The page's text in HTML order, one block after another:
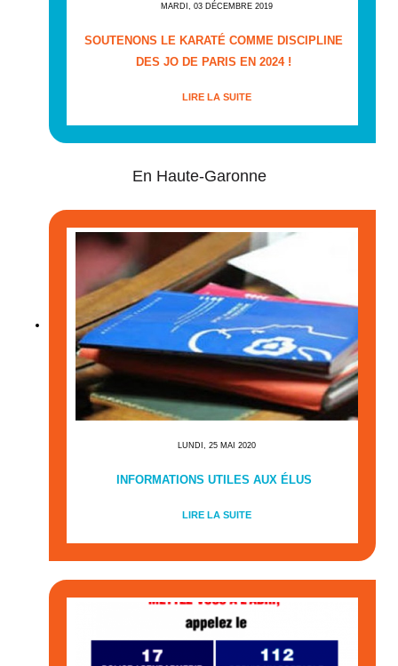
MARDI, 03 DÉCEMBRE 2019
SOUTENONS LE KARATÉ COMME DISCIPLINE
DES JO DE PARIS EN 2024 !
LIRE LA SUITE
En Haute-Garonne
LUNDI, 25 MAI 2020
INFORMATIONS UTILES AUX ÉLUS
LIRE LA SUITE